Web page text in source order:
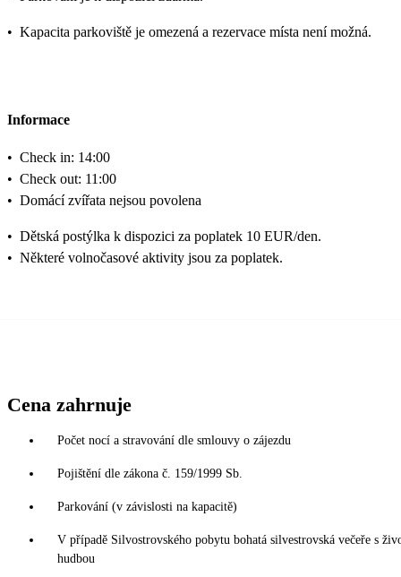
• Kapacita parkoviště je omezená a rezervace místa není možná.
Informace
• Check in: 14:00
• Check out: 11:00
• Domácí zvířata nejsou povolena
• Dětská postýlka k dispozici za poplatek 10 EUR/den.
• Některé volnočasové aktivity jsou za poplatek.
Cena zahrnuje
Počet nocí a stravování dle smlouvy o zájezdu
Pojištění dle zákona č. 159/1999 Sb.
Parkování (v závislosti na kapacitě)
V případě Silvostrovského pobytu bohatá silvestrovská večeře s
hudbou